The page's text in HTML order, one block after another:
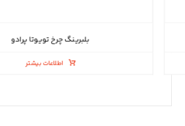
بلبرینگ چرخ تویوتا پرادو
اطلاعات بیشتر